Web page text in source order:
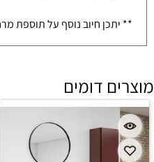
** יתכן חיוב נוסף על תוספת
מוצרים דומים